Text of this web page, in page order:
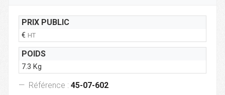
PRIX PUBLIC
€ HT
POIDS
7.3 Kg
Référence : 45-07-602